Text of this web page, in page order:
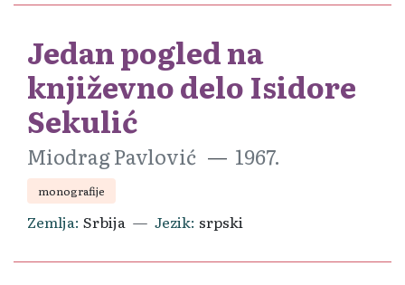
Jedan pogled na
književno delo Isidore
Sekulić
Miodrag Pavlović 1967.
monografije
Zemlja Srbija Jezik srpski